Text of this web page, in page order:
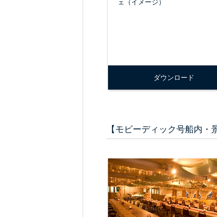
ェ（イメージ）
ダウンロード
【モビーディック号船内・